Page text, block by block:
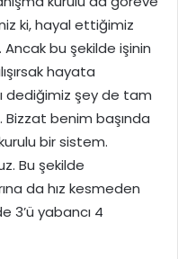
ki, hayal ettiğimiz
bu şekilde işinin
hayata
dediğimiz şey de tam
Bizzat benim başında
bir sistem.
Bu şekilde
da hız kesmeden
3’ü yabancı 4